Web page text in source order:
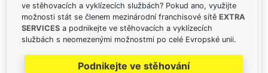
ve stěhovacích a vyklízecích službách? Pokud ano, využijte
možnosti stát se členem mezinárodní franchisové sítě EXTRA
SERVICES a podnikejte ve stěhovacích a vyklízecích
službách s neomezenými možnostmi po celé Evropské unii.
Podnikejte ve stěhování